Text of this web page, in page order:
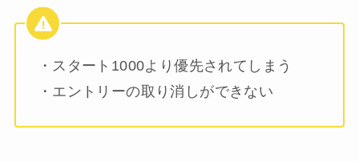
・スタート1000より優先されてしまう
・エントリーの取り消しができない